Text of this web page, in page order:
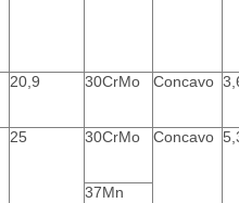
20,9 30CrMo Concavo
25 30CrMo Concavo
37Mn